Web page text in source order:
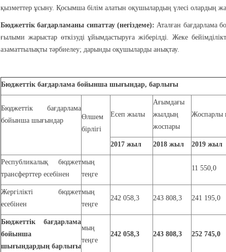
қызметтер ұсыну. Қосымша білім алатын оқушылардың үлесі олардың
Бюджеттік бағдарламаны сипаттау (негіздеме):Аталған бағдарлама
ғылыми жарыстар өткізуді ұйымдастыруға жіберілді. Жеке
азаматтылықты тәрбиелеу; дарынды оқушыларды анықтау.
Бюджеттік бағдарлама бойынша шығындар, барлығы
Бюджеттік бағдарлама
бойынша шығындар
Өлшем
бірлігі
Есеп жылы
Ағымдағы
жылдың
жоспары
Жоспарлы
2017 жыл 2018 жыл 2019 жыл
Республикалық бюджет
трансферттер есебінен
мың
теңге
11 550,0
Жергілікті бюджет
есебінен
мың
теңге
242 058,3 243 808,3 241 195,0
Бюджеттік бағдарлама
бойынша
шығындардың барлығы
мың
теңге
242 058,3 243 808,3 252 745,0